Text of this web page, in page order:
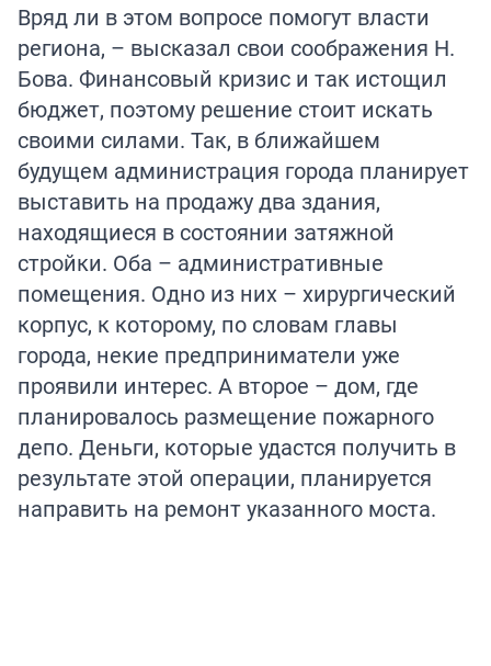
Вряд ли в этом вопросе помогут власти
региона, – высказал свои соображения Н.
Бова. Финансовый кризис и так истощил
бюджет, поэтому решение стоит искать
своими силами. Так, в ближайшем
будущем администрация города планирует
выставить на продажу два здания,
находящиеся в состоянии затяжной
стройки. Оба – административные
помещения. Одно из них – хирургический
корпус, к которому, по словам главы
города, некие предприниматели уже
проявили интерес. А второе – дом, где
планировалось размещение пожарного
депо. Деньги, которые удастся получить в
результате этой операции, планируется
направить на ремонт указанного моста.